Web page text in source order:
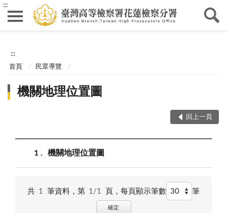
:::
:::
首頁 民眾導覽
機關地理位置圖
回上一頁
1 機關地理位置圖
共 1 筆資料，第 1/1 頁， 每頁顯示筆數 筆
確定